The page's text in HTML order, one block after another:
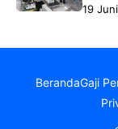
19
BerandaGaji